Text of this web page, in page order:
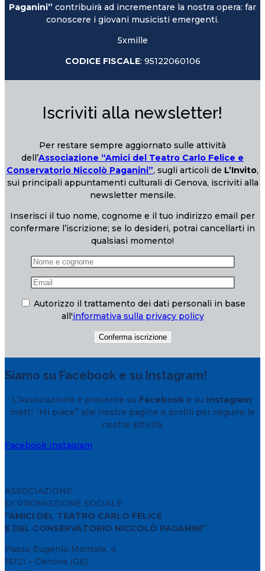
Paganini” contribuirà ad incrementare la nostra opera: far
conoscere i giovani musicisti emergenti.
5xmille
CODICE FISCALE: 95122060106
Iscriviti alla newsletter!
Per restare sempre aggiornato sulle attività
dell’Associazione “Amici del Teatro Carlo Felice e
Conservatorio Niccolò Paganini”, sugli articoli de L’Invito,
sui principali appuntamenti culturali di Genova, iscriviti alla
newsletter mensile.
Inserisci il tuo nome, cognome e il tuo indirizzo email per
confermare l’iscrizione; se lo desideri, potrai cancellarti in
qualsiasi momento!
Autorizzo il trattamento dei dati personali in base
all'informativa sulla privacy policy
Siamo su Facebook e su Instagram!
L’Associazione è presente su Facebook e su Instagram:
metti “Mi piace” alle nostre pagine e profili per seguire le
nostre attività.
Facebook Instagram
ASSOCIAZIONE
DI PROMOZIONE SOCIALE
“AMICI DEL TEATRO CARLO FELICE
E DEL CONSERVATORIO NICCOLÒ PAGANINI”
Passo Eugenio Montale, 4
16121 – Genova (GE)